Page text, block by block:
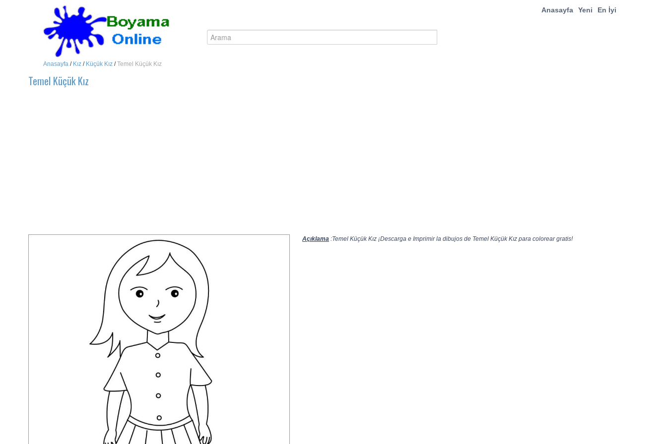
Anasayfa Yeni En İyi
Anasayfa / Kız / Küçük Kız /Temel Küçük Kız
Temel Küçük Kız
Açıklama :Temel Küçük Kız ¡Descarga e Imprimir la dibujos de Temel Küçük Kız para colorear gratis!